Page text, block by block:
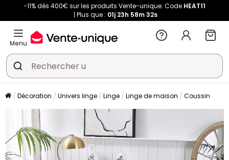
-11% dès 400€ sur les produits Vente-unique. Code HEAT11
Plus que : 01j 23h 58m 31s
Menu
Décoration Univers linge Linge Linge de maison Coussin